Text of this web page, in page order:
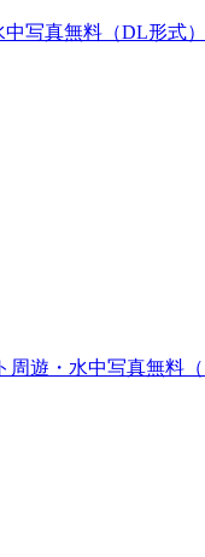
写真無料（DL形式
周遊・水中写真無料